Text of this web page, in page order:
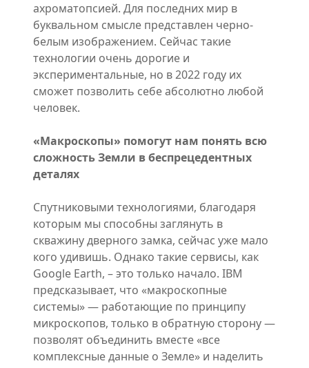
ахроматопсией. Для последних мир в
буквальном смысле представлен черно-
белым изображением. Сейчас такие
технологии очень дорогие и
экспериментальные, но в 2022 году их
сможет позволить себе абсолютно любой
человек.
«Макроскопы» помогут нам понять всю
сложность Земли в беспрецедентных
деталях
Спутниковыми технологиями, благодаря
которым мы способны заглянуть в
скважину дверного замка, сейчас уже мало
кого удивишь. Однако такие сервисы, как
Google Earth, – это только начало. IBM
предсказывает, что «макроскопные
системы» — работающие по принципу
микроскопов, только в обратную сторону —
позволят объединить вместе «все
комплексные данные о Земле» и наделить